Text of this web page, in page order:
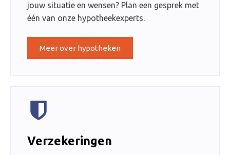
jouw situatie en wensen? Plan een gesprek met
één van onze hypotheekexperts.
Meer over hypotheken
Verzekeringen